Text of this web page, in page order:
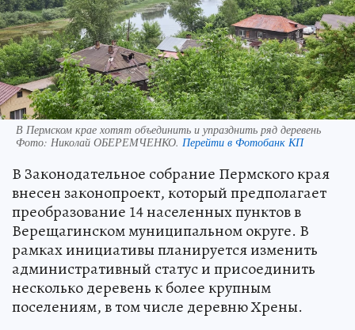
В Пермском крае хотят объединить и упразднить ряд деревень
Фото: Николай ОБЕРЕМЧЕНКО. Перейти в Фотобанк КП
В Законодательное собрание Пермского края
внесен законопроект, который предполагает
преобразование 14 населенных пунктов в
Верещагинском муниципальном округе. В
рамках инициативы планируется изменить
административный статус и присоединить
несколько деревень к более крупным
поселениям, в том числе деревню Хрены.